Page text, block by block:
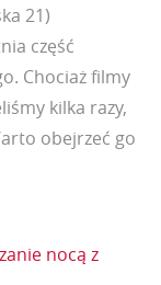
21)
część
Chociaż filmy
kilka razy,
obejrzeć go
nocą z